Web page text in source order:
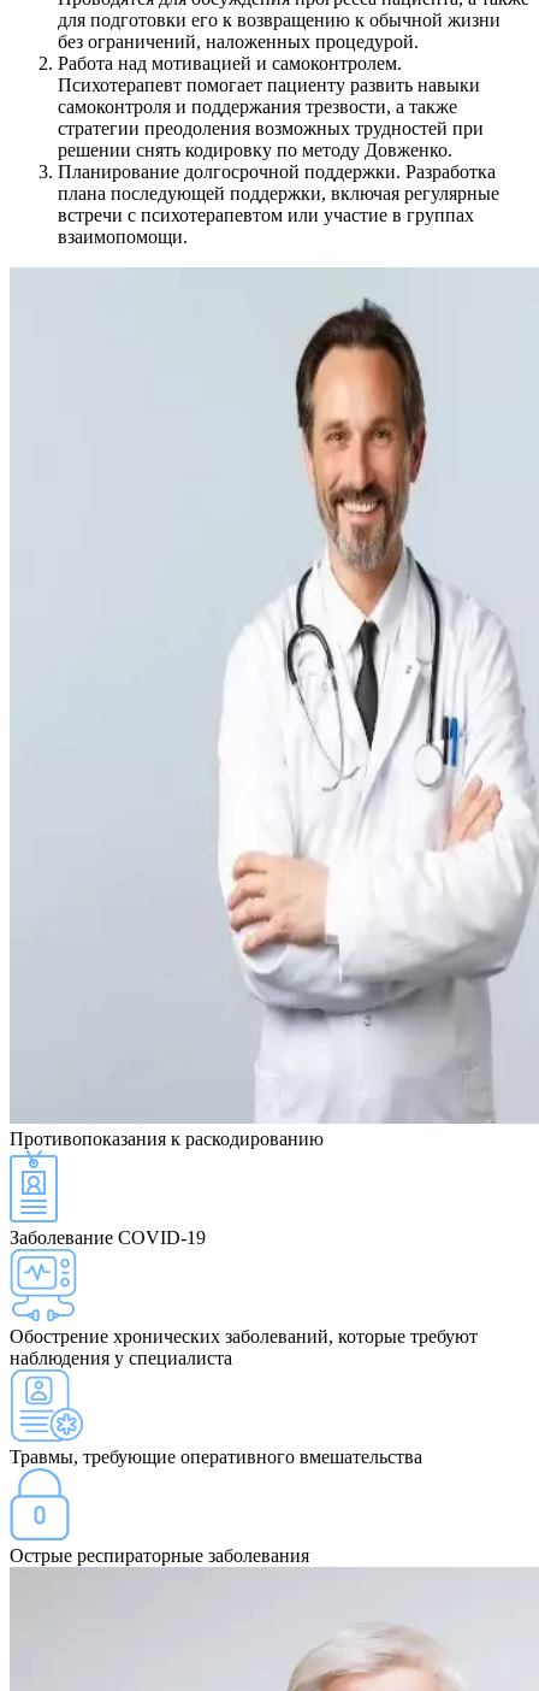
для подготовки его к возвращению к обычной жизни
без ограничений, наложенных процедурой.
Работа над мотивацией и самоконтролем.
Психотерапевт помогает пациенту развить навыки
самоконтроля и поддержания трезвости, а также
стратегии преодоления возможных трудностей при
решении снять кодировку по методу Довженко.
Планирование долгосрочной поддержки. Разработка
плана последующей поддержки, включая регулярные
встречи с психотерапевтом или участие в группах
взаимопомощи.
Противопоказания к раскодированию
Заболевание COVID-19
Обострение хронических заболеваний, которые требуют
наблюдения у специалиста
Травмы, требующие оперативного вмешательства
Острые респираторные заболевания